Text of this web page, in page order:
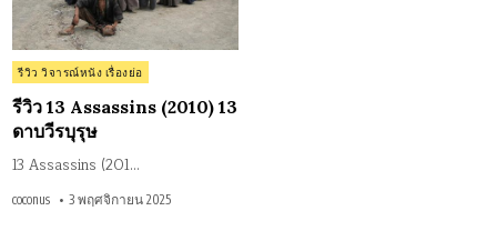
Posted
in
รีวิว วิจารณ์หนัง เรื่องย่อ
รีวิว 13 Assassins (2010) 13
ดาบวีรบุรุษ
13 Assassins (201…
coconus 3 พฤศจิกายน 2025